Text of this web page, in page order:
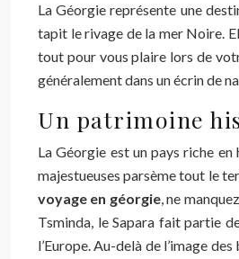
La Géorgie représente une
tapit le rivage de la mer Noire.
tout pour vous plaire lors de
généralement dans un écrin de
Un patrimoine
La Géorgie est un pays riche
majestueuses parsème tout le
voyage en géorgie, ne
Tsminda, le Sapara fait partie
l’Europe. Au-delà de l’image